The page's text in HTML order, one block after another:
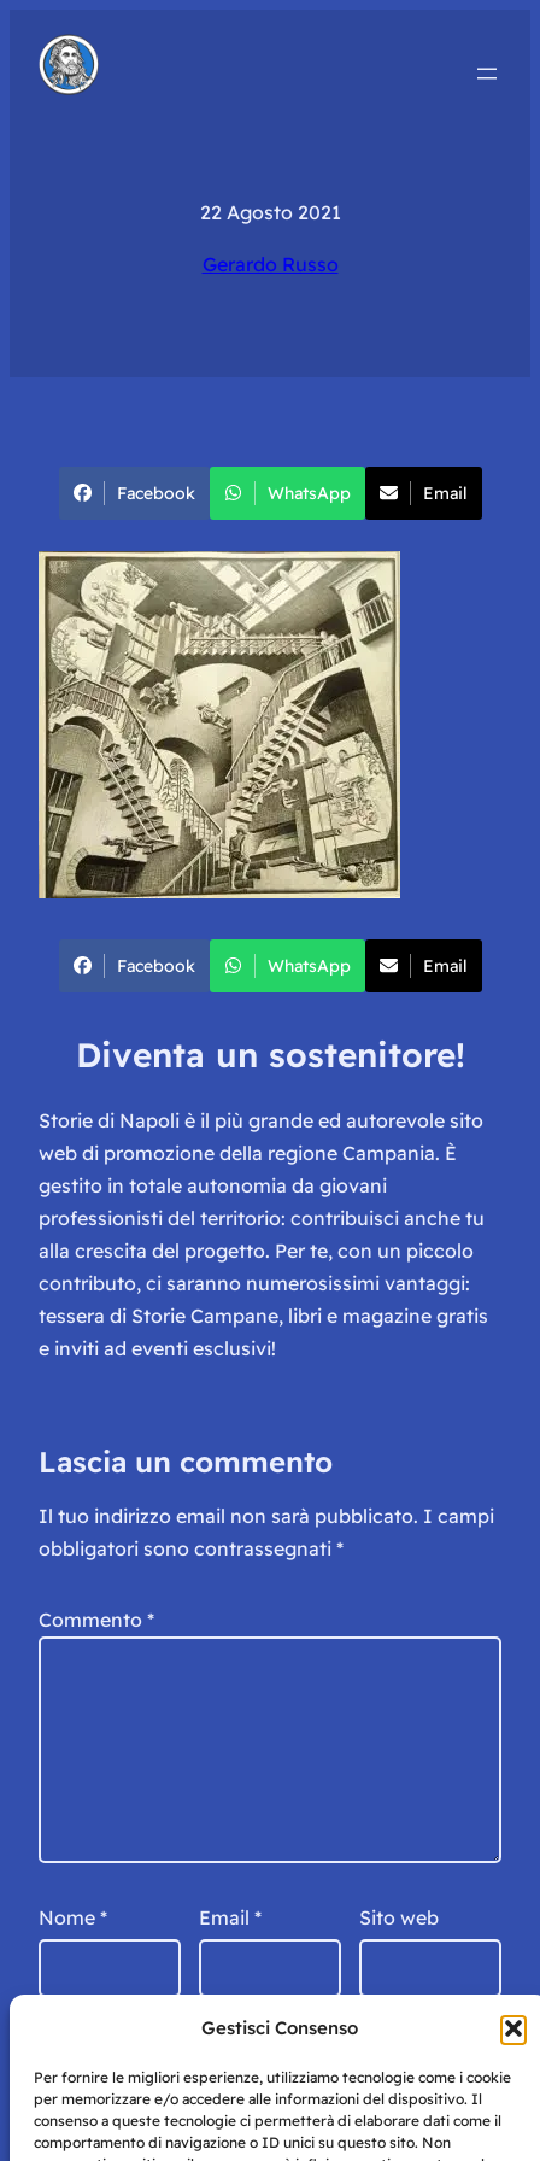
Gestisci Consenso
Per fornire le migliori esperienze, utilizziamo tecnologie come i cookie
per memorizzare e/o accedere alle informazioni del dispositivo. Il
consenso a queste tecnologie ci permetterà di elaborare dati come il
comportamento di navigazione o ID unici su questo sito. Non
22 Agosto 2021
Gerardo Russo
Facebook WhatsApp Email
Facebook WhatsApp Email
Diventa un sostenitore!
Storie di Napoli è il più grande ed autorevole sito
web di promozione della regione Campania. È
gestito in totale autonomia da giovani
professionisti del territorio: contribuisci anche tu
alla crescita del progetto. Per te, con un piccolo
contributo, ci saranno numerosissimi vantaggi:
tessera di Storie Campane, libri e magazine gratis
e inviti ad eventi esclusivi!
Lascia un commento
Il tuo indirizzo email non sarà pubblicato. I campi
obbligatori sono contrassegnati *
Commento *
Nome * Email * Sito web